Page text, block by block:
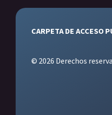
CARPETA DE ACCESO
© 2026 Derechos